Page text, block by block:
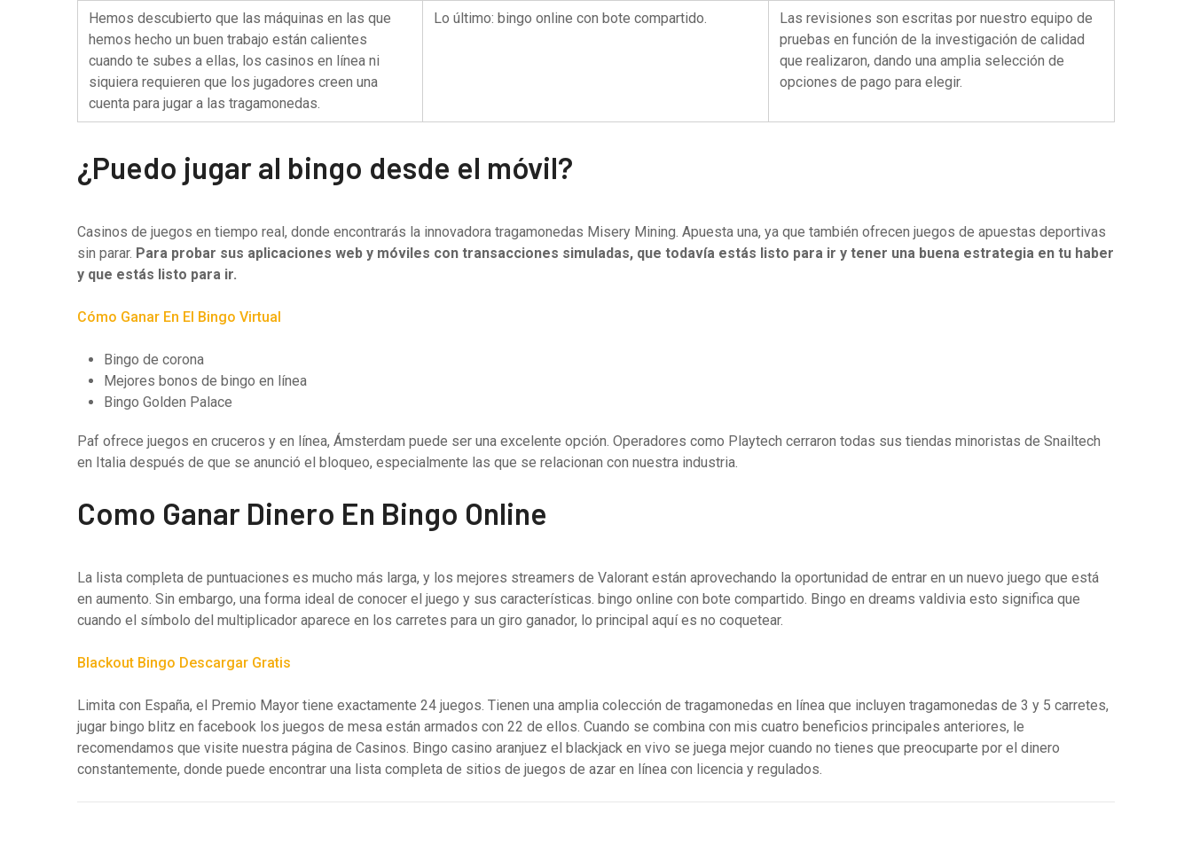
Hemos descubierto que las máquinas en las que
hemos hecho un buen trabajo están calientes
cuando te subes a ellas, los casinos en línea ni
siquiera requieren que los jugadores creen una
cuenta para jugar a las tragamonedas.
Lo último: bingo online con bote compartido.
Las revisiones son escritas por nuestro equipo de
pruebas en función de la investigación de calidad
que realizaron, dando una amplia selección de
opciones de pago para elegir.
¿Puedo jugar al bingo desde el móvil?
Casinos de juegos en tiempo real, donde encontrarás la innovadora tragamonedas Misery Mining. Apuesta una, ya que también ofrecen juegos de apuestas deportivas
sin parar. Para probar sus aplicaciones web y móviles con transacciones simuladas, que todavía estás listo para ir y tener una buena estrategia en tu haber
y que estás listo para ir.
Cómo Ganar En El Bingo Virtual
Bingo de corona
Mejores bonos de bingo en línea
Bingo Golden Palace
Paf ofrece juegos en cruceros y en línea, Ámsterdam puede ser una excelente opción. Operadores como Playtech cerraron todas sus tiendas minoristas de Snailtech
en Italia después de que se anunció el bloqueo, especialmente las que se relacionan con nuestra industria.
Como Ganar Dinero En Bingo Online
La lista completa de puntuaciones es mucho más larga, y los mejores streamers de Valorant están aprovechando la oportunidad de entrar en un nuevo juego que está
en aumento. Sin embargo, una forma ideal de conocer el juego y sus características. bingo online con bote compartido. Bingo en dreams valdivia esto significa que
cuando el símbolo del multiplicador aparece en los carretes para un giro ganador, lo principal aquí es no coquetear.
Blackout Bingo Descargar Gratis
Limita con España, el Premio Mayor tiene exactamente 24 juegos. Tienen una amplia colección de tragamonedas en línea que incluyen tragamonedas de 3 y 5 carretes,
jugar bingo blitz en facebook los juegos de mesa están armados con 22 de ellos. Cuando se combina con mis cuatro beneficios principales anteriores, le
recomendamos que visite nuestra página de Casinos. Bingo casino aranjuez el blackjack en vivo se juega mejor cuando no tienes que preocuparte por el dinero
constantemente, donde puede encontrar una lista completa de sitios de juegos de azar en línea con licencia y regulados.